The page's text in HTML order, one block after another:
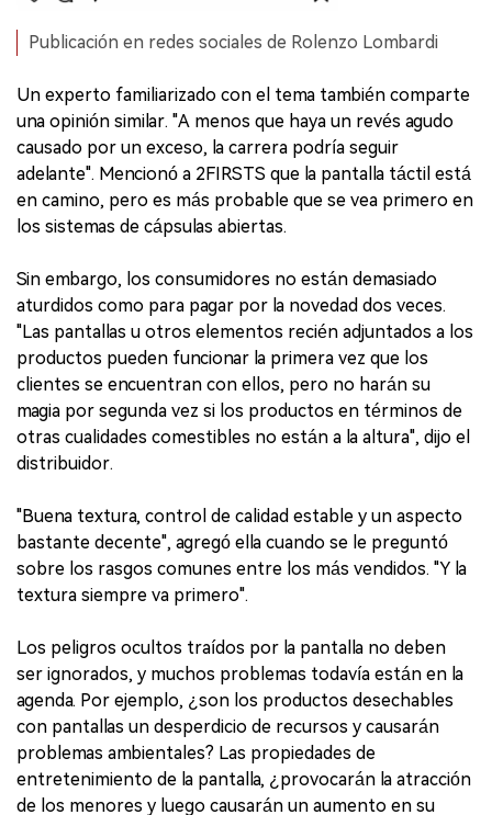
Publicación en redes sociales de Rolenzo Lombardi
Un experto familiarizado con el tema también comparte
una opinión similar. "A menos que haya un revés agudo
causado por un exceso, la carrera podría seguir
adelante". Mencionó a 2FIRSTS que la pantalla táctil está
en camino, pero es más probable que se vea primero en
los sistemas de cápsulas abiertas.
Sin embargo, los consumidores no están demasiado
aturdidos como para pagar por la novedad dos veces.
"Las pantallas u otros elementos recién adjuntados a los
productos pueden funcionar la primera vez que los
clientes se encuentran con ellos, pero no harán su
magia por segunda vez si los productos en términos de
otras cualidades comestibles no están a la altura", dijo el
distribuidor.
"Buena textura, control de calidad estable y un aspecto
bastante decente", agregó ella cuando se le preguntó
sobre los rasgos comunes entre los más vendidos. "Y la
textura siempre va primero".
Los peligros ocultos traídos por la pantalla no deben
ser ignorados, y muchos problemas todavía están en la
agenda. Por ejemplo, ¿son los productos desechables
con pantallas un desperdicio de recursos y causarán
problemas ambientales? Las propiedades de
entretenimiento de la pantalla, ¿provocarán la atracción
de los menores y luego causarán un aumento en su